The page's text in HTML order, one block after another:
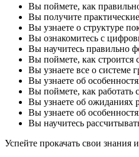
Вы поймете, как
Вы получите
Вы узнаете о структуре
Вы ознакомитесь с
Вы научитесь правильно
Вы поймете, как строится
Вы узнаете все о системе
Вы узнаете об
Вы поймете, как работать
Вы узнаете об ожиданиях
Вы узнаете об
Вы научитесь
Успейте прокачать свои